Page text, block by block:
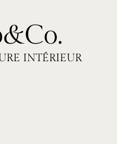
INTÉRIEUR